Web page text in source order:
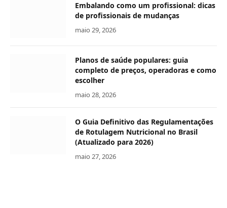
Embalando como um profissional: dicas
de profissionais de mudanças
maio 29, 2026
Planos de saúde populares: guia
completo de preços, operadoras e como
escolher
maio 28, 2026
O Guia Definitivo das Regulamentações
de Rotulagem Nutricional no Brasil
(Atualizado para 2026)
maio 27, 2026